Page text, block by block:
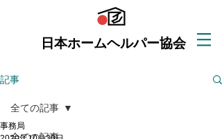
日本ホームヘルパー協会
記事
全ての記事
事務局